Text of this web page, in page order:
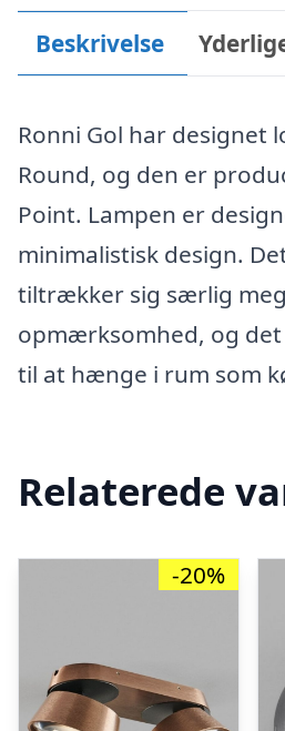
Beskrivelse
Ronni Gol har designet
Round, og den er
Point. Lampen er
minimalistisk design.
tiltrækker sig særlig
opmærksomhed, og
til at hænge i rum som
Relaterede
-20%